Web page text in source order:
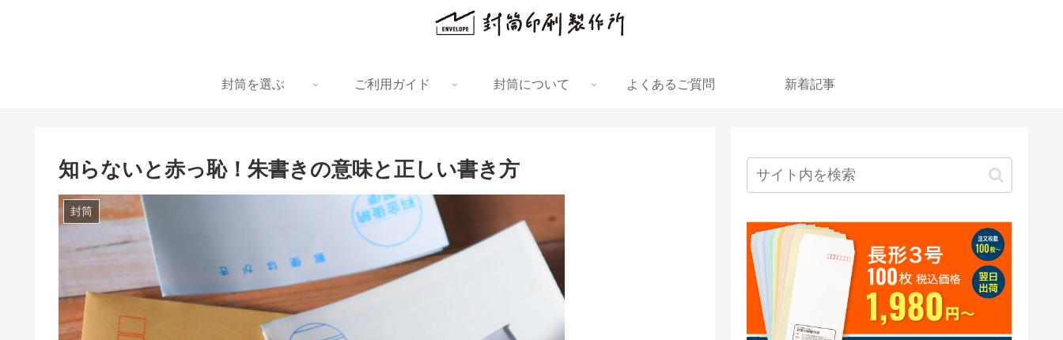
封筒を選ぶ ご利用ガイド 封筒について よくあるご質問 新着記事
知らないと赤っ恥！朱書きの意味と正しい書き方
封筒